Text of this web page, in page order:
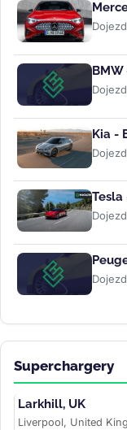
BMW
Kia -
Tesla
Superchargery
Larkhill, UK
Liverpool, United